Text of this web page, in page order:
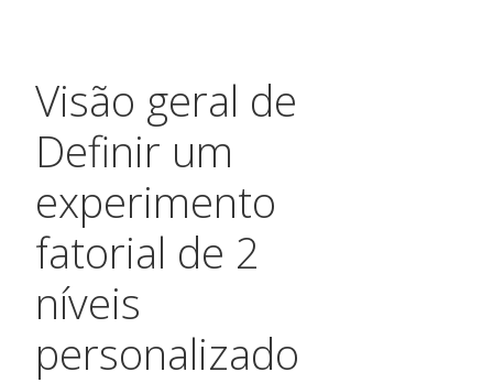
Visão geral de
Definir um
experimento
fatorial de 2
níveis
personalizado